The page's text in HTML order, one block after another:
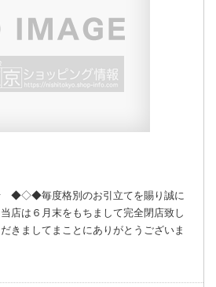
毎度格別のお引立てを賜り誠に
店は６月末をもちまして完全閉店致し
きましてまことにありがとうございま